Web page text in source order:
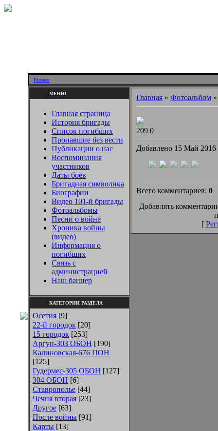
Главная
МЕНЮ
Главная страница
История бригады
Список погибших
Пропавшие без вести
Публикации о нас
Воспоминания
участников
Даты боев
Бригадная символика
Биографии
Видео 101-й бригады
Фотоальбомы
Песни о войне
Хроника войны
(видео)
Информация о
погибших
Связь с
администрацией
Наш баннер
КАТЕГОРИИ РАЗДЕЛА
Осетия [9]
22-й городок [20]
15 городок [253]
Аргун-303 ОБОН [190]
Калиновская-676 ПОН
[125]
Гудермес-305 ОБОН [127]
304 ОБОН [6]
Ставрополье [44]
Чечня вторая [23]
Другое [63]
После войны [91]
Карты [13]
Главная » Фотоальбом
209 0
Добавлено 15 Май 2016
Всего комментариев: 0
Добавлять
[